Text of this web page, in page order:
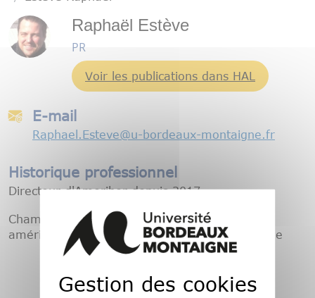
Raphaël Estève
PR
Voir les publications dans HAL
E-mail
Raphael.Esteve@u-bordeaux-montaigne.fr
Historique professionnel
Directeur d'Ameriber depuis 2017.
Champs de recherche: Littérature hispano-
américaine, Philosophie hispanique, Linguistique
Gestion des cookies